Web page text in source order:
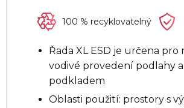
100 % recyklovatelný
Řada XL ESD je určena
vodivé provedení podlahy
podkladem
Oblasti použití: prostory s